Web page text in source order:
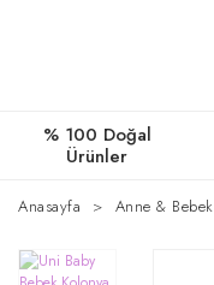
% 100 Doğal
Ürünler
Anasayfa Anne & Bebek